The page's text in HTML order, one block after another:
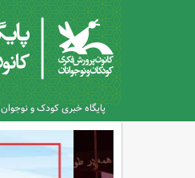
پایگاه خبری کودک و نوجوان